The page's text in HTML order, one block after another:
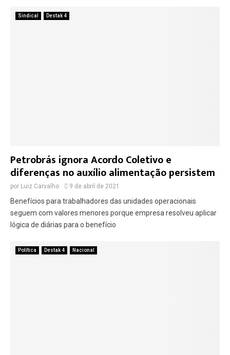
Sindical Destak 4
Petrobrás ignora Acordo Coletivo e
diferenças no auxílio alimentação persistem
por Luiz Carvalho 9 de abril de 2021
Benefícios para trabalhadores das unidades operacionais
seguem com valores menores porque empresa resolveu aplicar
lógica de diárias para o benefício
Política Destak 4 Nacional